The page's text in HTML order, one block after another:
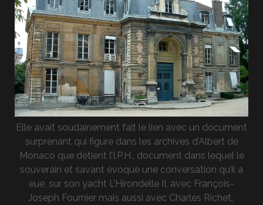
Elle avait soudainement fait le lien avec un document
surprenant qui figure dans les archives d’Albert de
Monaco que détient l’I.P.H., document dans lequel le
souverain et savant évoque une conversation qu’il a
eue, sur son yacht L’Hirondelle II, avec François-
Joseph Fournier mais aussi avec Charles Richet,